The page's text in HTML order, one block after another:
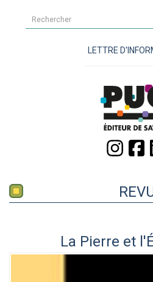
sur
site
LETTRE
La Pierre et